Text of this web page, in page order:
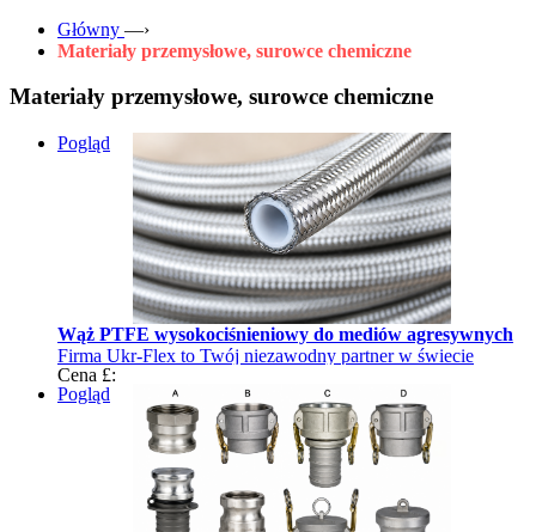
Główny —›
Materiały przemysłowe, surowce chemiczne
Materiały przemysłowe, surowce chemiczne
Pogląd
Wąż PTFE wysokociśnieniowy do mediów agresywnych
Firma Ukr-Flex to Twój niezawodny partner w świecie
tulejek i węży
Cena £:
Pogląd